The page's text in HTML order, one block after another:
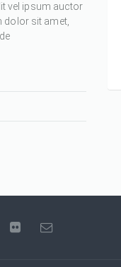
vel ipsum auctor
dolor sit amet,